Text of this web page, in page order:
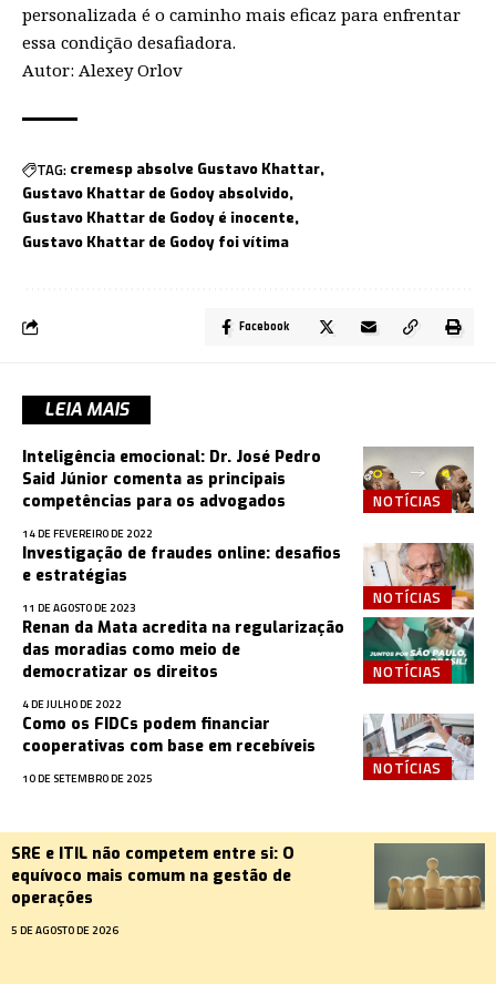
personalizada é o caminho mais eficaz para enfrentar
essa condição desafiadora.
Autor: Alexey Orlov
TAG: cremesp absolve Gustavo Khattar
Gustavo Khattar de Godoy absolvido
Gustavo Khattar de Godoy é inocente
Gustavo Khattar de Godoy foi vítima
Facebook
LEIA MAIS
NOTÍCIAS
Inteligência emocional: Dr. José Pedro
Said Júnior comenta as principais
competências para os advogados
14 DE FEVEREIRO DE 2022
NOTÍCIAS
Investigação de fraudes online: desafios
e estratégias
11 DE AGOSTO DE 2023
NOTÍCIAS
Renan da Mata acredita na regularização
das moradias como meio de
democratizar os direitos
4 DE JULHO DE 2022
NOTÍCIAS
Como os FIDCs podem financiar
cooperativas com base em recebíveis
10 DE SETEMBRO DE 2025
SRE e ITIL não competem entre si: O
equívoco mais comum na gestão de
operações
5 DE AGOSTO DE 2026